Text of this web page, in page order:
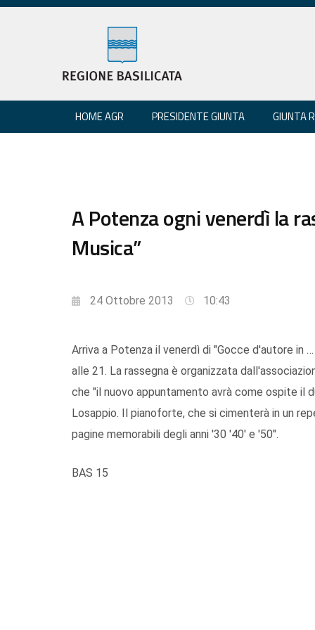
HOME AGR PRESIDENTE GIUNTA GIUNTA
A Potenza ogni venerdì la
Musica”
24 Ottobre 2013 10:43
Arriva a Potenza il venerdì di "Gocce d'autore in
alle 21. La rassegna è organizzata
che "il nuovo appuntamento avrà come ospite il
Losappio. Il pianoforte, che si cimenterà in un
pagine memorabili degli anni '30 '40' e '50".
BAS 15